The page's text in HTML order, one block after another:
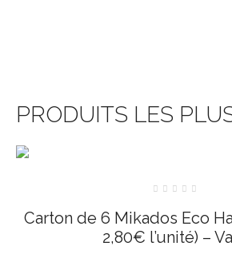
PRODUITS LES
sur
5
Carton de 6 Mikados Eco
2,80€ l’unité) –